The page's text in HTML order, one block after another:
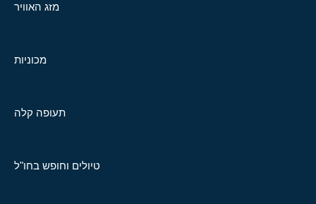
מזג האוויר
מכוניות
תעופה קלה
טיולים וחופש בחו"ל